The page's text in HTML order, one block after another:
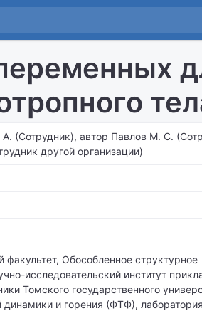
(Сотрудник), автор Павлов М. С.
другой организации)
факультет, Обособленное структурное
исследовательский институт
Томского государственного
динамики и горения (ФТФ),